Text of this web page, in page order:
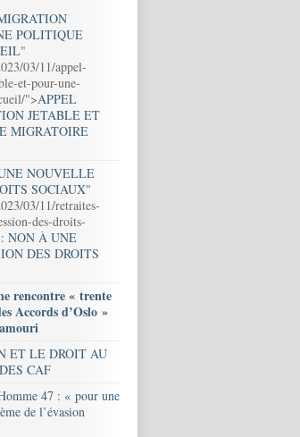
POLITIQUE
"
03/11/appel-
et-pour-une-
">APPEL
JETABLE ET
MIGRATOIRE
NOUVELLE
SOCIAUX"
03/11/retraites-
des-droits-
NON À UNE
DES DROITS
rencontre « trente
Accords d’Oslo »
ET LE DROIT AU
CAF
47 : « pour une
de l’évasion